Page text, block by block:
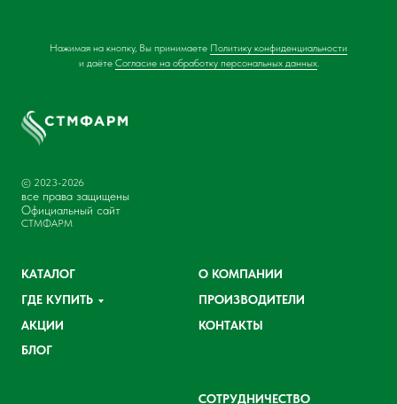
Нажимая на кнопку, Вы принимаете Политику конфиденциальности
и даёте Согласие на обработку персональных данных.
© 2023-2026
все права защищены
Официальный сайт
СТМФАРМ
КАТАЛОГ
ГДЕ КУПИТЬ
АКЦИИ
БЛОГ
О КОМПАНИИ
ПРОИЗВОДИТЕЛИ
КОНТАКТЫ
СОТРУДНИЧЕСТВО